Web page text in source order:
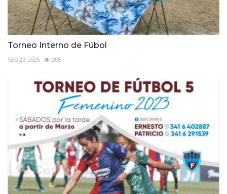
Torneo Interno de Fúbol
Sep 23, 2025 208